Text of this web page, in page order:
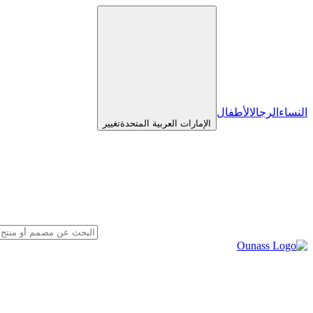
النساء الرجالالأطفال
الإمارات العربية المتحدةتغيير